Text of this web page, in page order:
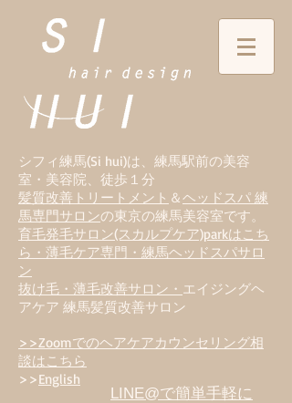
シフィ練馬(Si hui)は、 練馬駅前の美容
室・美容院、徒歩１分
髪質改善トリートメント ＆ヘッドスパ 練
馬専門サロンの東京の練馬美容室です。
育毛発毛サロン(スカルプケア)parkはこち
ら・薄毛ケア専門・練馬ヘッドスパサロ
ン
抜け毛・薄毛改善サロン・ エイジングヘ
アケア 練馬髪質改善サロン
>>Zoomでのヘアケアカウンセリング相
談はこちら
>>English
LINE@で簡単手軽に